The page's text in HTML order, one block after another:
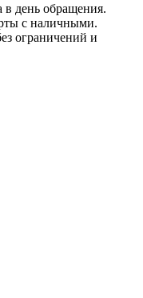
день обращения.
с наличными.
ограничений и